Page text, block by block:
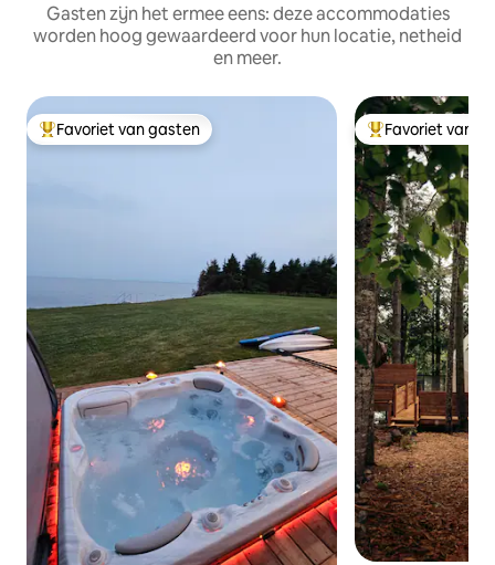
Gasten zijn het ermee eens: deze accommodaties
worden hoog gewaardeerd voor hun locatie, netheid
en meer.
Topfavoriet van gasten
Favoriet van gasten Topfavoriet van
Favoriet van